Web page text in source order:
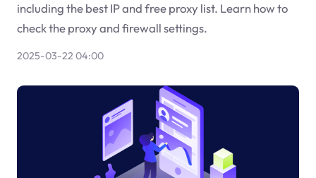
including the best IP and free proxy list. Learn how to
check the proxy and firewall settings.
2025-03-22 04:00